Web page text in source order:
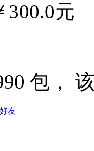
300.0元
包，
友